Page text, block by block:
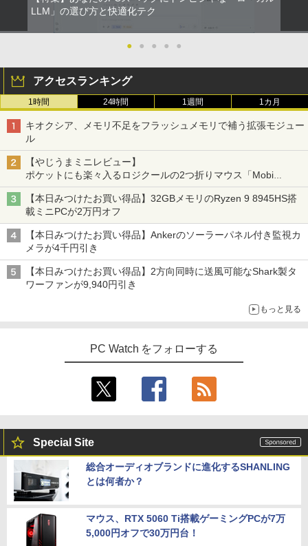
LLM」の選び方と快適化テク
● ● ● ● ●
アクセスランキング
1時間 24時間 1週間 1カ月
キオクシア、メモリ不足をフラッシュメモリで補う拡張モジュー
ル
【やじうまミニレビュー】
ポケットにも楽々入るロジクールの2つ折りマウス「Mobi
Fold」。その気になるギミックとは？
【本日みつけたお買い得品】32GBメモリのRyzen 9 8945HS搭
載ミニPCが2万円オフ
【本日みつけたお買い得品】Ankerのソーラーパネル付き監視カ
メラが4千円引き
【本日みつけたお買い得品】2方向同時に送風可能なShark製タ
ワーファンが9,940円引き
もっと見る
PC Watch をフォローする
Special Site
総合オーディオブランドに進化するSHANLING
とは何者か？
マウス、RTX 5060 Ti搭載ゲーミングPCが7万
5,000円オフで30万円台！